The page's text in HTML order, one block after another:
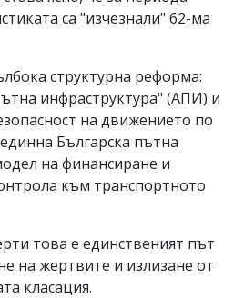
са "изчезнали" 62-ма
структурна реформа:
инфраструктура" (АПИ) и
на движението по
Българска пътна
на финансиране и
към транспортното
това е единственият път
на жертвите и излизане от
класация.